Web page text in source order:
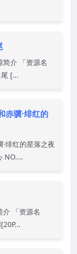
介 「资源名
[...
赤骥·绯红的
绯红的星落之夜
NO....
「资源名